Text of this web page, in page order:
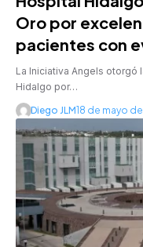
Oro por
pacientes con
La Iniciativa Angels otorgó
Hidalgo por…
Diego JLM18 de mayo